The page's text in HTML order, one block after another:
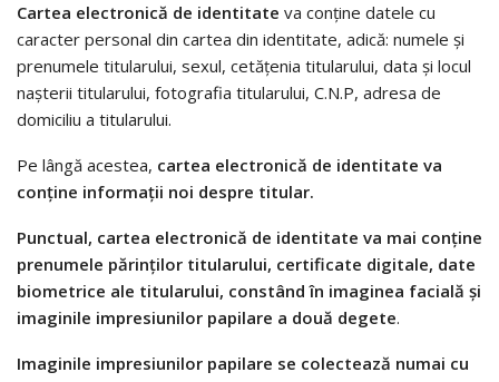
Cartea electronică de identitate va conţine datele cu
caracter personal din cartea din identitate, adică: numele şi
prenumele titularului, sexul, cetăţenia titularului, data şi locul
naşterii titularului, fotografia titularului, C.N.P, adresa de
domiciliu a titularului.
Pe lângă acestea, cartea electronică de identitate va
conţine informaţii noi despre titular.
Punctual, cartea electronică de identitate va mai conţine
prenumele părinţilor titularului, certificate digitale, date
biometrice ale titularului, constând în imaginea facială şi
imaginile impresiunilor papilare a două degete.
Imaginile impresiunilor papilare se colectează numai cu